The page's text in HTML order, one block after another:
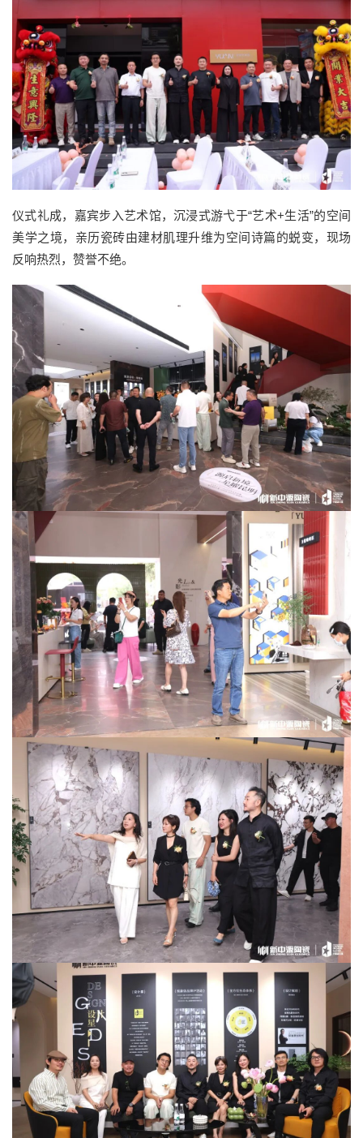
仪式礼成，嘉宾步入艺术馆，沉浸式游弋于“艺术+生活”的空间
美学之境，亲历瓷砖由建材肌理升维为空间诗篇的蜕变，现场
反响热烈，赞誉不绝。